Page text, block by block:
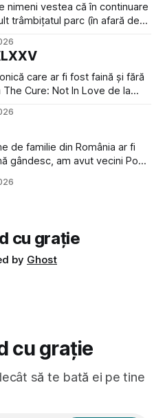
nimeni vestea că în continuare
trâmbițatul parc (în afară de
care trece prin zonă). Am
care ar fi fost faină și fără
Cure: Not In Love de la
a acelui duo era cam
de familie din România ar fi
gândesc, am avut vecini Popa
termenului de popă că ar
cu grație
by Ghost
cu grație
să te bată ei pe tine